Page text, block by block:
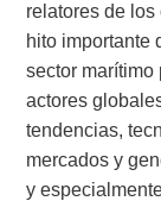
relatores de
hito importante
sector marítimo
actores
tendencias,
mercados y
y